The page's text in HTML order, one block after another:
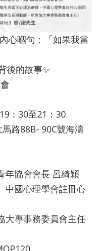
心嗰句：「如果我當
後的故事✨
19：30至21：30
路88B- 90C號海濤
年協會會長 呂綺穎
中國心理學會註冊心
大專事務委員會主任